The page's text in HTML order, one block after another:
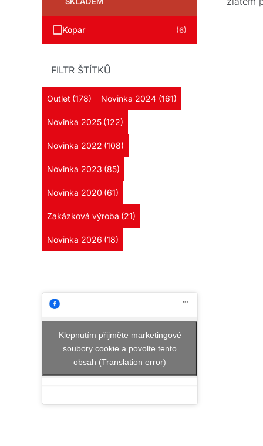
Kopar (6)
FILTR ŠTÍTKŮ
Outlet (178) Novinka 2024 (161)
Novinka 2025 (122)
Novinka 2022 (108)
Novinka 2023 (85)
Novinka 2020 (61)
Zakázková výroba (21)
Novinka 2026 (18)
Klepnutím přijměte marketingové
soubory cookie a povolte tento
obsah (Translation error)
škály